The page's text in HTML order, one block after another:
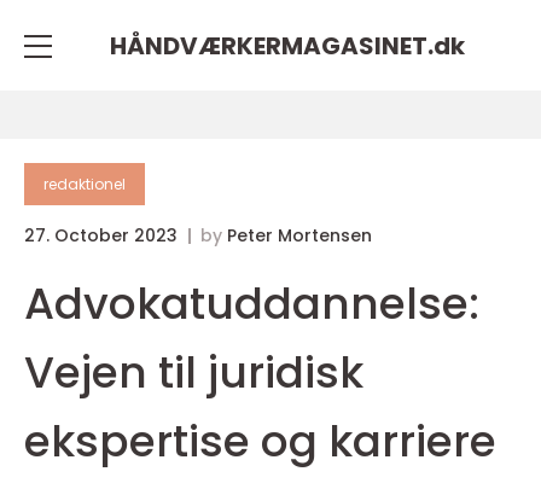
HÅNDVÆRKERMAGASINET.dk
redaktionel
27. October 2023 by Peter Mortensen
Advokatuddannelse:
Vejen til juridisk
ekspertise og karriere